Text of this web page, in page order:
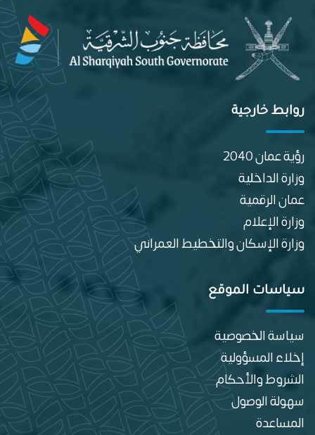
روابط خارجية
رؤية عمان 2040
وزارة الداخلية
عمان الرقمية
وزارة الإعلام
وزارة الإسكان والتخطيط العمراني
سياسات الموقع
سياسة الخصوصية
إخلاء المسؤولية
الشروط والأحكام
سهولة الوصول
المساعدة